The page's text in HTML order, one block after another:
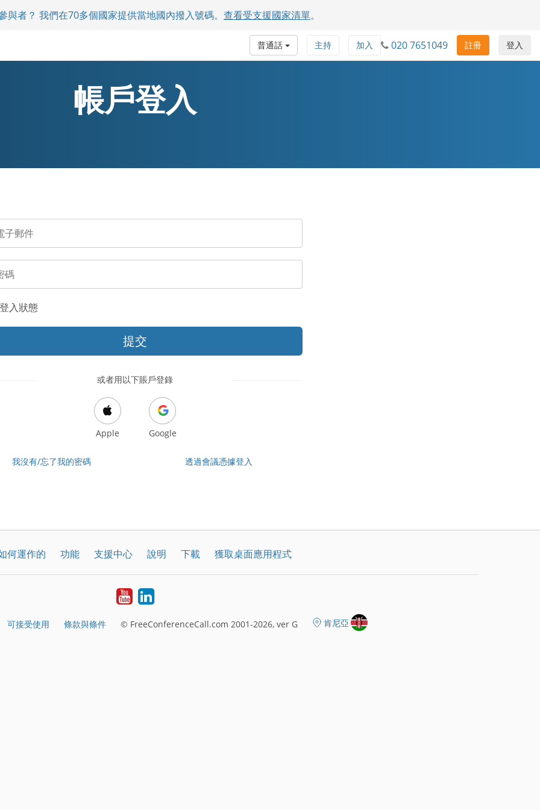
與者？ 我們在70多個國家提供當地國內撥入號碼。 查看受支援國家清單。
登入
註冊
020 7651049
加入
主持
普通話
帳戶登入
入狀態
提交
或者用以下賬戶登錄
Apple Google
我沒有/忘了我的密碼 透過會議憑據登入
何運作的 功能 支援中心 說明 下載 獲取桌面應用程式
YouTubeLinkedIn
可接受使用 條款與條件 © FreeConferenceCall.com 2001-2026, ver G 肯尼亞